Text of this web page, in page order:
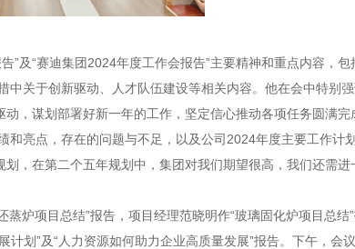
“赛迪集团2024年度工作会报告”主要精神和重点内容，
关于创新驱动、人才队伍建设等相关内容。他在会中特别
，谋划部署好新一年的工作，坚定信心推动各项任务圆满
亮点，存在的问题与不足，以及公司2024年度主要工作计
，在第二个五年规划中，集团对我们期望很高，我们还需
项目总结”报告，项目经理范晓明作“玻璃固化炉项目总结
划”及“人力资源如何助力企业高质量发展”报告。下午，会